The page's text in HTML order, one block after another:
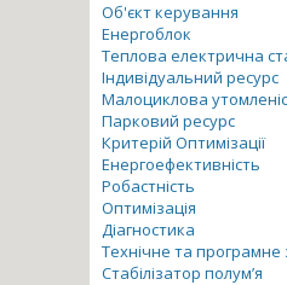
Об'єкт керування
Енергоблок
Теплова електрична
Індивідуальний ресурс
Малоциклова
Парковий ресурс
Критерій Оптимізації
Енергоефективність
Робастність
Оптимізація
Діагностика
Технічне та
Стабілізатор полум’я